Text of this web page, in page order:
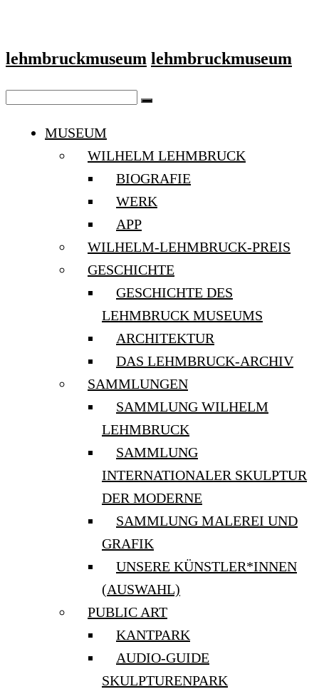
lehmbruckmuseum lehmbruckmuseum
MUSEUM
WILHELM LEHMBRUCK
BIOGRAFIE
WERK
APP
WILHELM-LEHMBRUCK-PREIS
GESCHICHTE
GESCHICHTE DES
LEHMBRUCK MUSEUMS
ARCHITEKTUR
DAS LEHMBRUCK-ARCHIV
SAMMLUNGEN
SAMMLUNG WILHELM
LEHMBRUCK
SAMMLUNG
INTERNATIONALER SKULPTUR
DER MODERNE
SAMMLUNG MALEREI UND
GRAFIK
UNSERE KÜNSTLER*INNEN
(AUSWAHL)
PUBLIC ART
KANTPARK
AUDIO-GUIDE
SKULPTURENPARK